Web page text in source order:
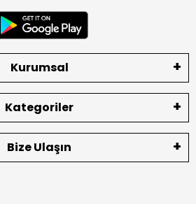
Kurumsal
Kategoriler
Bize Ulaşın